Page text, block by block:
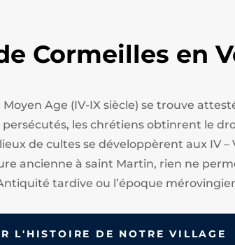
Cormeilles en
Age (IV-IX siècle) se trouve
les chrétiens obtinrent le
de cultes se développèrent aux IV –
ancienne à saint Martin, rien ne
tardive ou l’époque
L'HISTOIRE DE NOTRE VILLAGE